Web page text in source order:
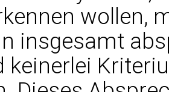
wollen,
insgesamt
keinerlei